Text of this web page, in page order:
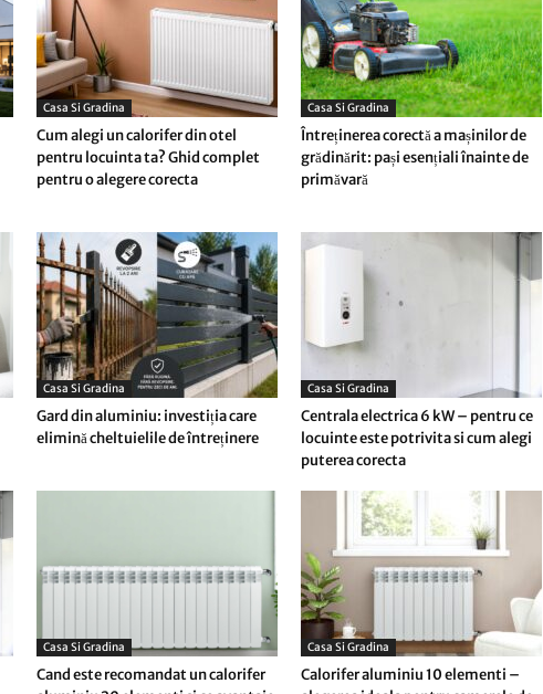
Casa Si Gradina
Cum alegi un calorifer din otel
pentru locuinta ta? Ghid complet
pentru o alegere corecta
Casa Si Gradina
Întreținerea corectă a mașinilor de
grădinărit: pași esențiali înainte de
primăvară
Casa Si Gradina
Gard din aluminiu: investiția care
elimină cheltuielile de întreținere
Casa Si Gradina
Centrala electrica 6 kW – pentru ce
locuinte este potrivita si cum alegi
puterea corecta
Casa Si Gradina
Cand este recomandat un calorifer
Casa Si Gradina
Calorifer aluminiu 10 elementi –